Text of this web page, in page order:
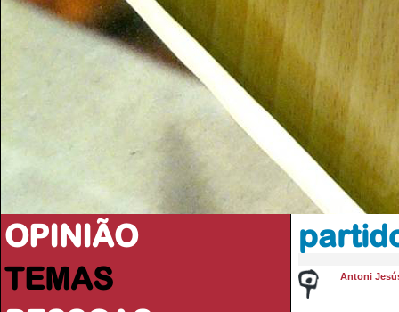
OPINIÃO
TEMAS
Antoni